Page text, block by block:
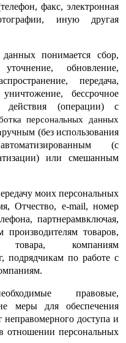
факс, электронная
иную другая
понимается сбор,
обновление,
передача,
бессрочное
(операции) с
персональных данных
ручным (без использования
(с
или смешанным
моих персональных
Отчество, e-mail, номер
партнерамвключая,
производителям товаров,
товара, компаниям
подрядчикам по работе с
правовые,
меры для обеспечения
доступа и
отношении персональных